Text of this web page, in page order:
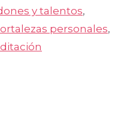
y talentos,
personales,